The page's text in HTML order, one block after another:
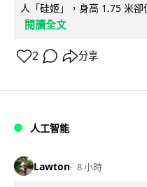
人「硅姬」，身高 1.75 米
閱讀全文
2 分享
人工智能
Lawton 8 小時